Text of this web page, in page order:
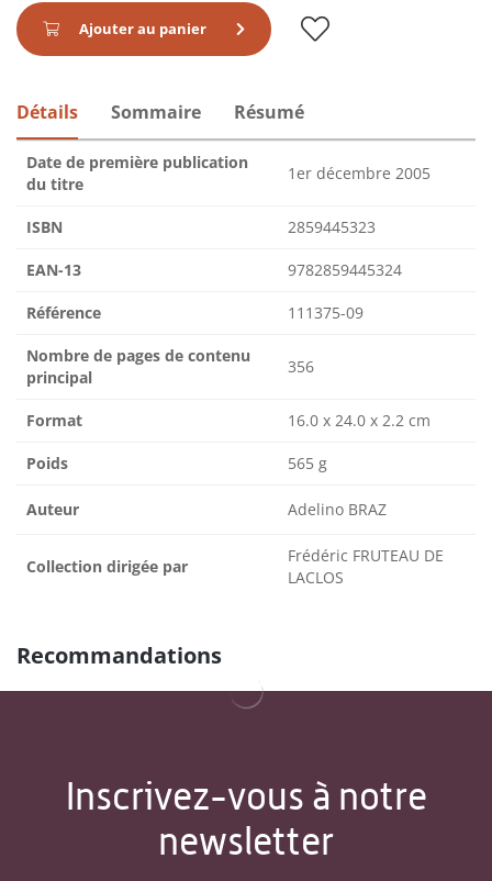
Ajouter au panier
Détails Sommaire Résumé
Date de première publication
du titre
1er décembre 2005
ISBN 2859445323
EAN-13 9782859445324
Référence 111375-09
Nombre de pages de contenu
principal
356
Format 16.0 x 24.0 x 2.2 cm
Poids 565 g
Auteur Adelino BRAZ
Collection dirigée par
Frédéric FRUTEAU DE
LACLOS
Recommandations
Inscrivez-vous à notre
newsletter